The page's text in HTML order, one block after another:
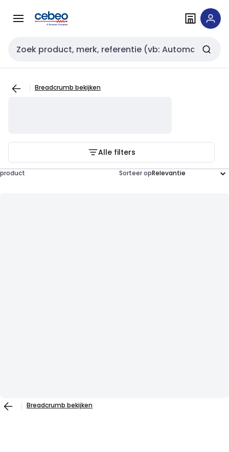
naar
naar
Zoekveld invoer
Breadcrumb bekijken
Alle filters
product Sorteer op
Breadcrumb bekijken